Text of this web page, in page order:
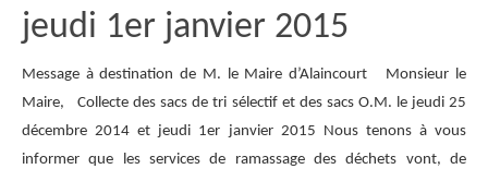
jeudi 1er janvier 2015
Message à destination de M. le Maire d’Alaincourt Monsieur le
Maire, Collecte des sacs de tri sélectif et des sacs O.M. le jeudi 25
décembre 2014 et jeudi 1er janvier 2015 Nous tenons à vous
informer que les services de ramassage des déchets vont, de